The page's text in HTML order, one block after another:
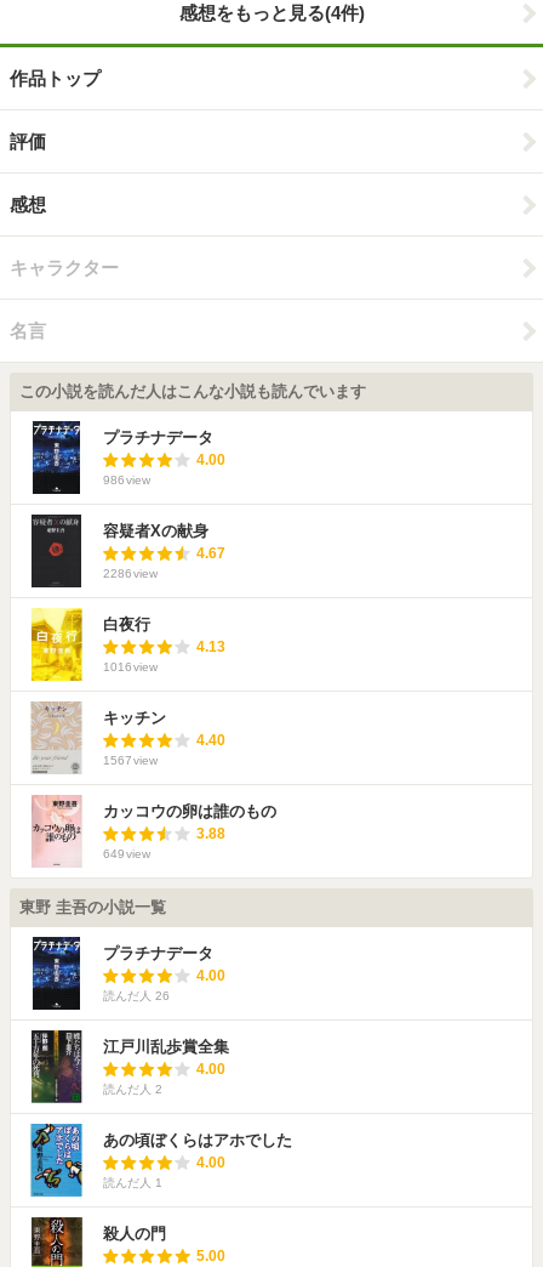
感想をもっと見る(4件)
作品トップ
評価
感想
キャラクター
名言
この小説を読んだ人はこんな小説も読んでいます
プラチナデータ
4.00
986view
容疑者Xの献身
4.67
2286view
白夜行
4.13
1016view
キッチン
4.40
1567view
カッコウの卵は誰のもの
3.88
649view
東野 圭吾の小説一覧
プラチナデータ
4.00
読んだ人 26
江戸川乱歩賞全集
4.00
読んだ人 2
あの頃ぼくらはアホでした
4.00
読んだ人 1
殺人の門
5.00